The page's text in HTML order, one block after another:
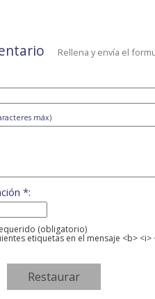
Rellena y envía el
máx)
*:
(obligatorio)
etiquetas en el mensaje <b> <i>